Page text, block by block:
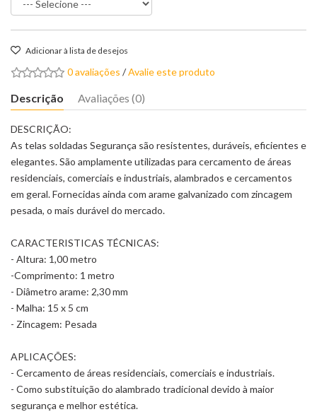
Adicionar à lista de desejos
0 avaliações /Avalie este produto
Descrição Avaliações (0)
DESCRIÇÃO:
As telas soldadas Segurança são resistentes, duráveis, eficientes e
elegantes. São amplamente utilizadas para cercamento de áreas
residenciais, comerciais e industriais, alambrados e cercamentos
em geral. Fornecidas ainda com arame galvanizado com zincagem
pesada, o mais durável do mercado.
CARACTERISTICAS TÉCNICAS:
- Altura: 1,00 metro
-Comprimento: 1 metro
- Diâmetro arame: 2,30 mm
- Malha: 15 x 5 cm
- Zincagem: Pesada
APLICAÇÕES:
- Cercamento de áreas residenciais, comerciais e industriais.
- Como substituição do alambrado tradicional devido à maior
segurança e melhor estética.